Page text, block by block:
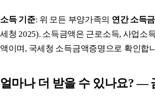
소득 기준: 위 모든 부양가족의 연간 소득
세청 2025). 소득금액은 근로소득, 사업소
액이며, 국세청 소득금액증명으로 확인합
얼마나 더 받을 수 있나요? —